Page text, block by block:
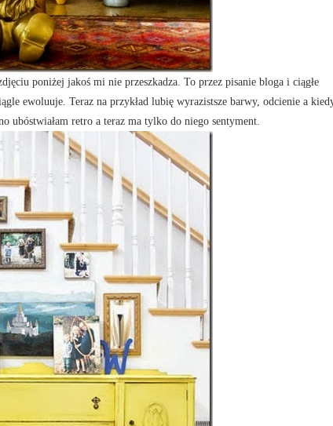
poniżej jakoś mi nie przeszkadza. To przez pisanie bloga i ciągłe
ewoluuje. Teraz na przykład lubię wyrazistsze barwy, odcienie a
ubóstwiałam retro a teraz ma tylko do niego sentyment.